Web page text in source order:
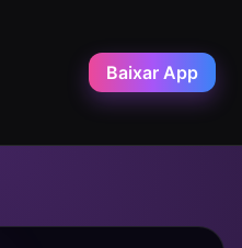
Baixar App